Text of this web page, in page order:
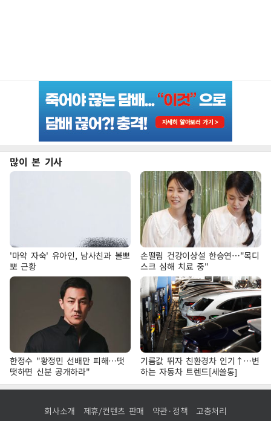
많이 본 기사
'마약 자숙' 유아인, 남사친과 볼뽀
뽀 근황
손떨림 건강이상설 한승연…"목디
스크 심해 치료 중"
한정수 "황정민 선배만 피해…떳
떳하면 신분 공개하라"
기름값 뛰자 친환경차 인기↑…변
하는 자동차 트렌드[세쓸통]
회사소개 제휴/컨텐츠 판매 약관·정책 고충처리